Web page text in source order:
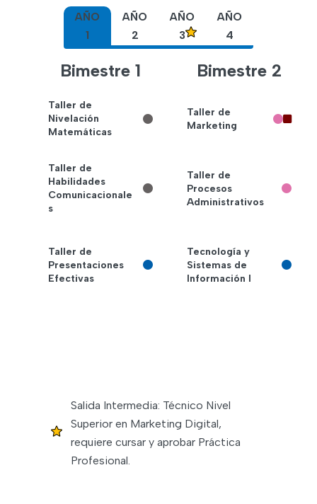
AÑO
1
AÑO
2
AÑO
3
AÑO
4
Bimestre 1
Taller de
Nivelación
Matemáticas
Taller de
Habilidades
Comunicacionale
s
Taller de
Presentaciones
Efectivas
Bimestre 2
Taller de
Marketing
Taller de
Procesos
Administrativos
Tecnología y
Sistemas de
Información I
Salida Intermedia: Técnico Nivel
Superior en Marketing Digital,
requiere cursar y aprobar Práctica
Profesional.